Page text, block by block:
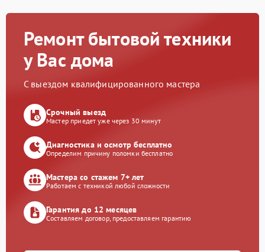
Ремонт бытовой техники
у Вас дома
С выездом квалифицированного мастера
Срочный выезд
Мастер приедет уже через 30 минут
Диагностика и осмотр бесплатно
Определим причину поломки бесплатно
Мастера со стажем 7+ лет
Работаем с техникой любой сложности
Гарантия до 12 месяцев
Составляем договор, предоставляем гарантию